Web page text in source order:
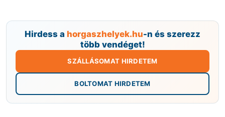
Hirdess a horgaszhelyek.hu-n és szerezz
több vendéget!
SZÁLLÁSOMAT HIRDETEM
BOLTOMAT HIRDETEM